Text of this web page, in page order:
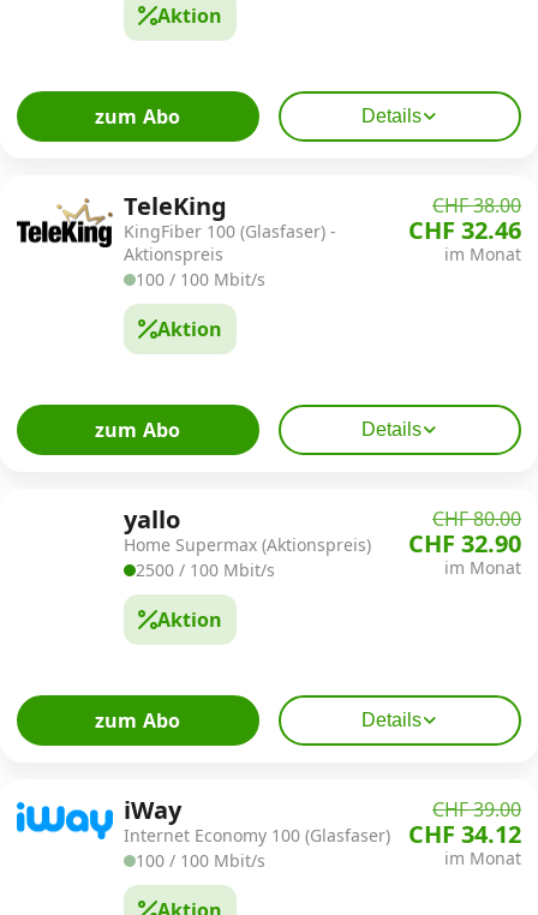
Aktion
zum Abo Details
TeleKing
KingFiber 100 (Glasfaser) -
Aktionspreis
100 / 100 Mbit/s
Aktion
CHF 38.00
CHF 32.46
im Monat
zum Abo Details
yallo
Home Supermax (Aktionspreis)
2500 / 100 Mbit/s
Aktion
CHF 80.00
CHF 32.90
im Monat
zum Abo Details
iWay
Internet Economy 100 (Glasfaser)
100 / 100 Mbit/s
Aktion
CHF 39.00
CHF 34.12
im Monat